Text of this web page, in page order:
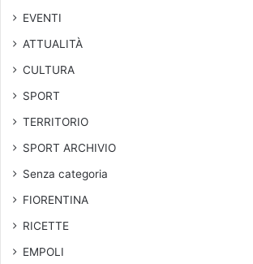
EVENTI
ATTUALITÀ
CULTURA
SPORT
TERRITORIO
SPORT ARCHIVIO
Senza categoria
FIORENTINA
RICETTE
EMPOLI